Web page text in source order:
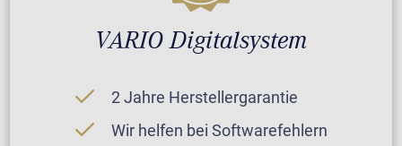
VARIO Digitalsystem
2 Jahre Herstellergarantie
Wir helfen bei Softwarefehlern